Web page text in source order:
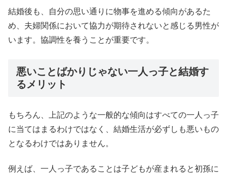
結婚後も、自分の思い通りに物事を進める傾向があるた
め、夫婦関係において協力が期待されないと感じる男性が
います。協調性を養うことが重要です。
悪いことばかりじゃない一人っ子と結婚す
るメリット
もちろん、上記のような一般的な傾向はすべての一人っ子
に当てはまるわけではなく、結婚生活が必ずしも悪いもの
となるわけではありません。
例えば、一人っ子であることは子どもが産まれると初孫に